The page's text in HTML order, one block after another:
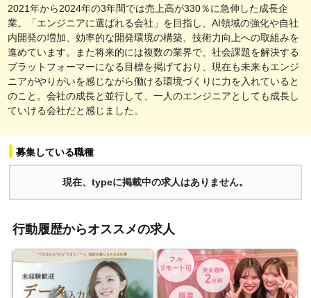
2021年から2024年の3年間では売上高が330％に急伸した成長企
業。「エンジニアに選ばれる会社」を目指し、AI領域の強化や自社
内開発の増加、効率的な開発環境の構築、技術力向上への取組みを
進めています。また将来的には複数の業界で、社会課題を解決する
プラットフォーマーになる目標を掲げており、現在も未来もエンジ
ニアがやりがいを感じながら働ける環境づくりに力を入れていると
のこと。会社の成長と並行して、一人のエンジニアとしても成長し
ていける会社だと感じました。
募集している職種
現在、typeに掲載中の求人はありません。
行動履歴からオススメの求人